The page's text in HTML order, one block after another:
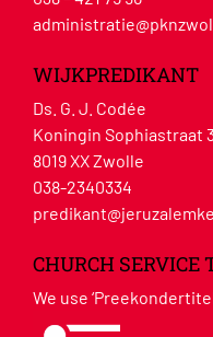
WIJKPREDIKANT
Ds. G. J. Codée
Koningin Sophiastraat
8019 XX Zwolle
038-2340334
CHURCH SERVICE
We use